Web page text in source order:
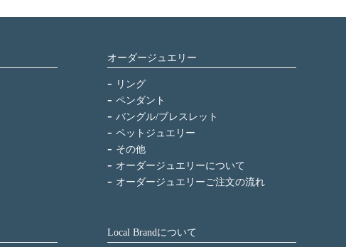
オーダージュエリー
リング
ペンダント
バングル/ブレスレット
ペットジュエリー
その他
オーダージュエリーについて
オーダージュエリーご注文の流れ
Local Brandについて